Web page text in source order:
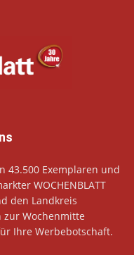
43.500 Exemplaren und
WOCHENBLATT
den Landkreis
zur Wochenmitte
Ihre Werbebotschaft.